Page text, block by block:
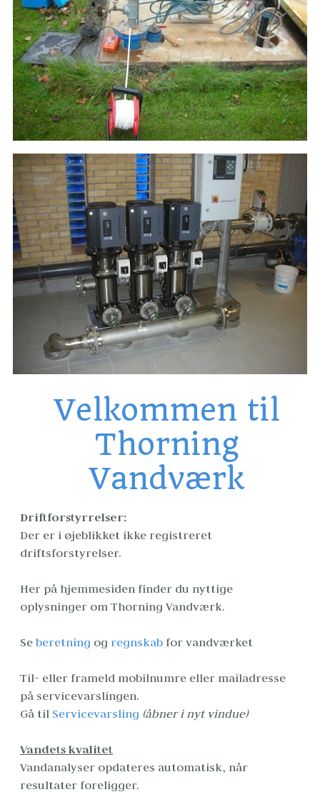
Velkommen til
Thorning
Vandværk
Driftforstyrrelser:
Der er i øjeblikket ikke registreret
driftsforstyrelser.
Her på hjemmesiden finder du nyttige
oplysninger om Thorning Vandværk.
Se beretning og regnskab for vandværket
Til- eller frameld mobilnumre eller mailadresse
på servicevarslingen.
Gå til Servicevarsling (åbner i nyt vindue)
Vandets kvalitet
Vandanalyser opdateres automatisk, når
resultater foreligger.